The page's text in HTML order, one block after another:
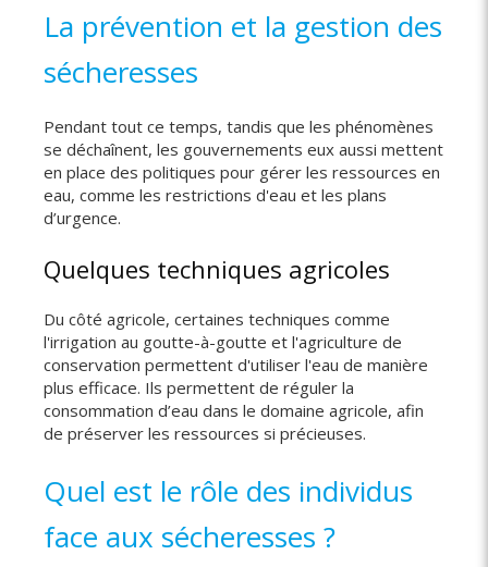
La prévention et la gestion des
sécheresses
Pendant tout ce temps, tandis que les phénomènes
se déchaînent, les gouvernements eux aussi mettent
en place des politiques pour gérer les ressources en
eau, comme les restrictions d'eau et les plans
d’urgence.
Quelques techniques agricoles
Du côté agricole, certaines techniques comme
l'irrigation au goutte-à-goutte et l'agriculture de
conservation permettent d'utiliser l'eau de manière
plus efficace. Ils permettent de réguler la
consommation d’eau dans le domaine agricole, afin
de préserver les ressources si précieuses.
Quel est le rôle des individus
face aux sécheresses ?